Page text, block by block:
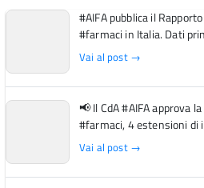
#AIFA pubblica il
#farmaci in Italia. Dati
Vai al post →
📢 Il CdA #AIFA approva
#farmaci, 4 estensioni di
Vai al post →